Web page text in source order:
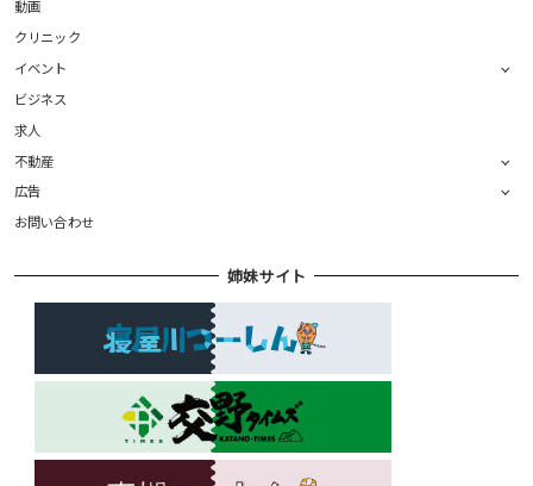
動画
クリニック
イベント
ビジネス
求人
不動産
広告
お問い合わせ
姉妹サイト